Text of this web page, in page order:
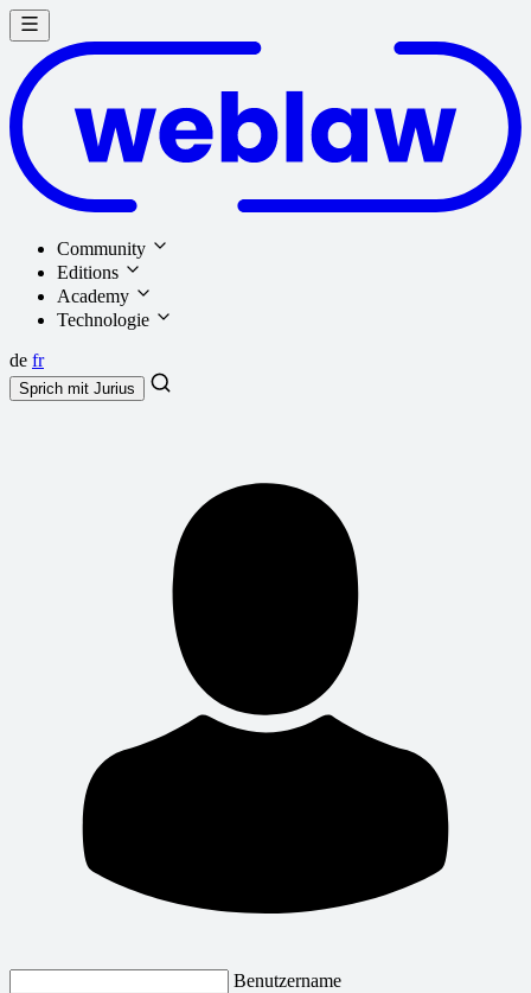
Community
Editions
Academy
Technologie
de fr
Sprich mit Jurius
Benutzername